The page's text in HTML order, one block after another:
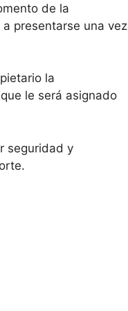
de la
presentarse una vez
la
le será asignado
seguridad y